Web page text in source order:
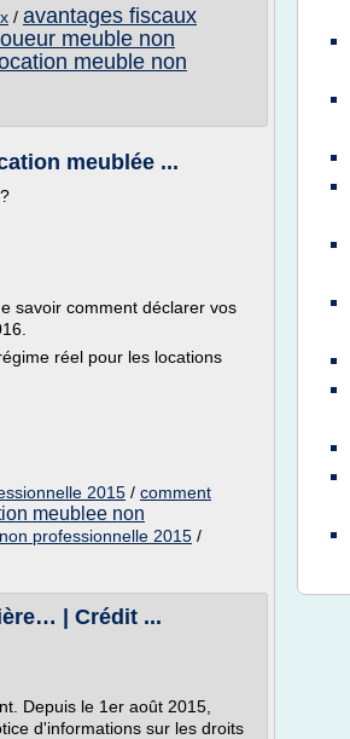
/ avantages fiscaux
meuble non
meuble non
meublée ...
savoir comment déclarer vos
réel pour les locations
2015 / comment
meublee non
professionnelle 2015 /
| Crédit ...
Depuis le 1er août 2015,
d'informations sur les droits